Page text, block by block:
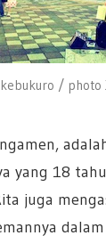
/ photo
yang 18
juga